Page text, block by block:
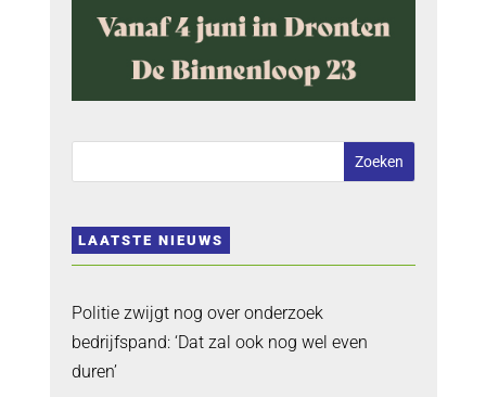
LAATSTE NIEUWS
Politie zwijgt nog over onderzoek
bedrijfspand: ‘Dat zal ook nog wel even
duren’